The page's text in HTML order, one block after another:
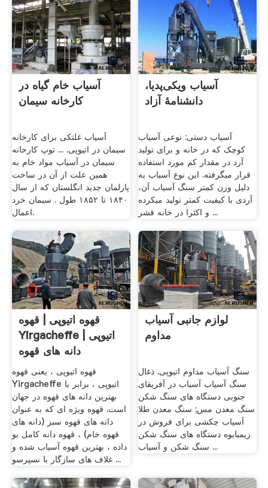
آسیاب خام گیاه در
کارخانه سیمان
آسیاب غلتکی برای کارخانه
سیمان در اتیوپی. ... توپ کارخانه
سیمان در آسیاب مواد خام به
همین علت از آن در ساخت
پارلمان جدید انگلستان که از سال
۱۸۴۰ تا ۱۸۵۲ طول . سیمان خرد
اعمال.
آسیاب ویکی‌پدیا،
دانشنامهٔ آزاد
آسیاب دستی: نوعی آسیاب
کوچک که در خانه و برای تولید
آرد در مقدار کم مورد استفاده
قرار میگرفته. این نوع آسیاب به
دلیل وزن کمتر سنگ آسیاب آن،
آردی با کیفیت کمتر تولید میکرده
و اکثرا در خانه قشر ...
قهوه اتیوپی | قهوه
Yirgacheffe اتیوپی |
دانه های قهوه
Gourmet
قهوه اتیوپی ، یعنی قهوه
Yirgacheffe اتیوپی ، برابر با
بهترین دانه های قهوه در جهان
است. قهوه ویژه ای که به عنوان
دانه های قهوه سبز (دانه های
قهوه خام) ، قهوه دانه کامل بو
داده ، بهترین قهوه آسیاب شده و
غلاف های سازگار با نسپرسو ...
لوازم جانبی آسیاب
مداوم
سنگ آسیاب مداوم اتیوپی. ذغال
سنگ آسیاب آسیاب در آفریقای
جنوبی دستگاه های سنگ شکن
سنگ معدن مس; سنگ معدن طلا
آسیاب چکشی برای فروش در
زیمبابوه دستگاه های سنگ شکن
سنگ شکن و آسیاب ...